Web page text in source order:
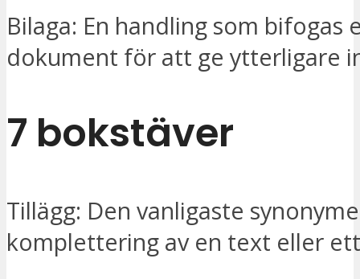
Bilaga: En handling som bifogas
dokument för att ge ytterligare
7 bokstäver
Tillägg: Den vanligaste
komplettering av en text eller